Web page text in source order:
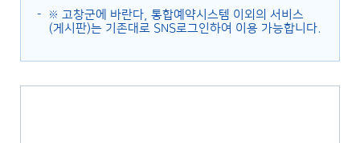
※ 고창군에 바란다, 통합예약시스템 이외의 서비스
(게시판)는 기존대로 SNS로그인하여 이용 가능합니다.